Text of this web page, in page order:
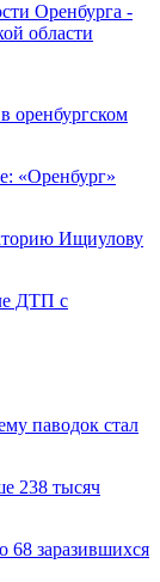
Оренбурга -
области
оренбургском
«Оренбург»
Ищиулову
ДТП с
паводок стал
238 тысяч
заразившихся